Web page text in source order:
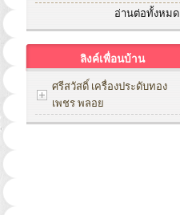
อ่านต่อทั้งหมด
ลิงค์เพื่อนบ้าน
ศรีสวัสดิ์ เครื่องประดับทอง
เพชร พลอย